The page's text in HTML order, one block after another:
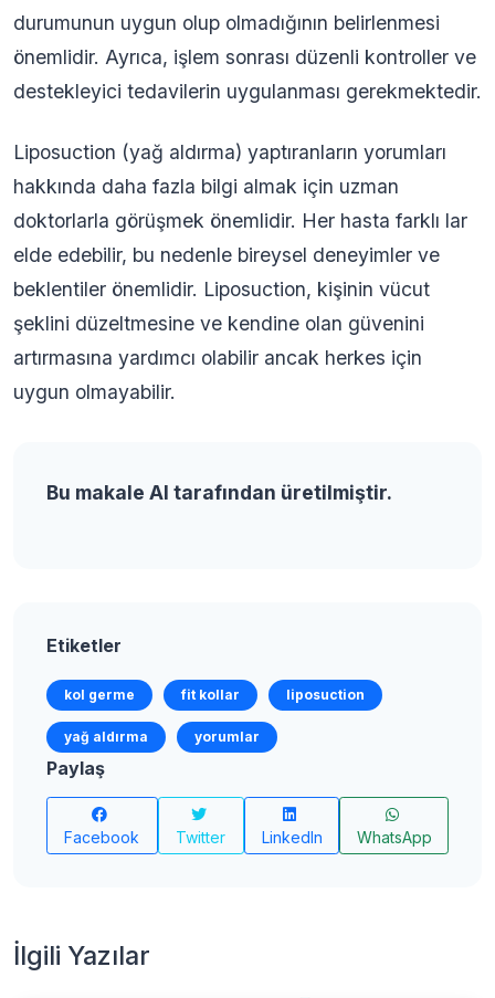
durumunun uygun olup olmadığının belirlenmesi
önemlidir. Ayrıca, işlem sonrası düzenli kontroller ve
destekleyici tedavilerin uygulanması gerekmektedir.
Liposuction (yağ aldırma) yaptıranların yorumları
hakkında daha fazla bilgi almak için uzman
doktorlarla görüşmek önemlidir. Her hasta farklı lar
elde edebilir, bu nedenle bireysel deneyimler ve
beklentiler önemlidir. Liposuction, kişinin vücut
şeklini düzeltmesine ve kendine olan güvenini
artırmasına yardımcı olabilir ancak herkes için
uygun olmayabilir.
Bu makale AI tarafından üretilmiştir.
Etiketler
kol germe fit kollar liposuction
yağ aldırma yorumlar
Paylaş
Facebook Twitter LinkedIn WhatsApp
İlgili Yazılar